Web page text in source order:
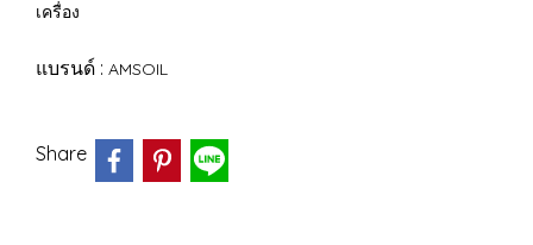
เครื่อง
แบรนด์ : AMSOIL
Share